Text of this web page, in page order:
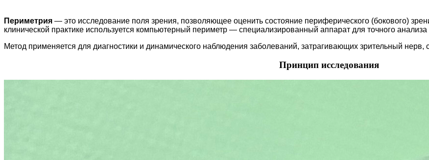
Периметрия — это исследование поля зрения, позволяющее оценить состояние периферического (бокового)
клинической практике используется компьютерный периметр — специализированный аппарат для точного
Метод применяется для диагностики и динамического наблюдения заболеваний, затрагивающих зрительный нерв,
Принцип исследования